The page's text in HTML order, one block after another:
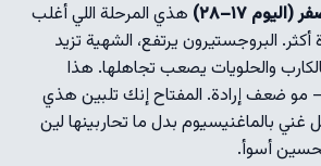
هذي المرحلة اللي أغلب
البروجستيرون يرتفع، الشهية تزيد
والحلويات يصعب تجاهلها. هذا
ضعف إرادة. المفتاح إنك تلبين هذي
غني بالماغنيسيوم بدل ما تحاربينها لين
أسوأ.